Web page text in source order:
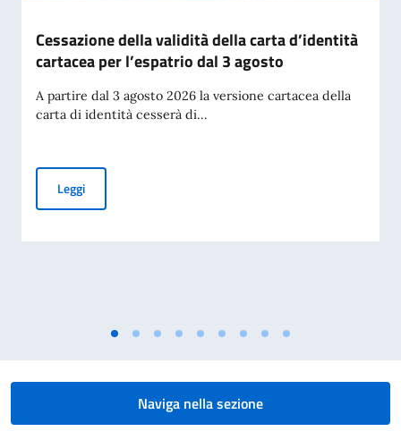
Cessazione della validità della carta d’identità
cartacea per l’espatrio dal 3 agosto
A partire dal 3 agosto 2026 la versione cartacea della
carta di identità cesserà di...
LeggiCessazione della validità della carta d’identità cartacea
Naviga nella sezione